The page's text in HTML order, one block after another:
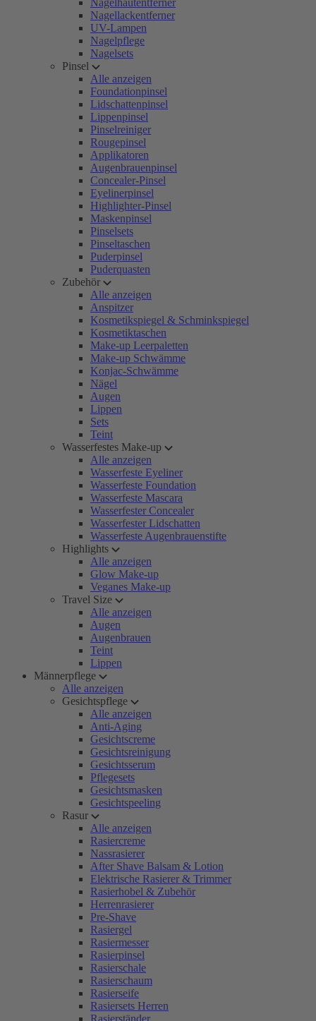
Nagelhautentferner
Nagellackentferner
UV-Lampen
Nagelpflege
Nagelsets
Pinsel
Alle anzeigen
Foundationpinsel
Lidschattenpinsel
Lippenpinsel
Pinselreiniger
Rougepinsel
Applikatoren
Augenbrauenpinsel
Concealer-Pinsel
Eyelinerpinsel
Highlighter-Pinsel
Maskenpinsel
Pinselsets
Pinseltaschen
Puderpinsel
Puderquasten
Zubehör
Alle anzeigen
Anspitzer
Kosmetikspiegel & Schminkspiegel
Kosmetiktaschen
Make-up Leerpaletten
Make-up Schwämme
Konjac-Schwämme
Nägel
Augen
Lippen
Sets
Teint
Wasserfestes Make-up
Alle anzeigen
Wasserfeste Eyeliner
Wasserfeste Foundation
Wasserfeste Mascara
Wasserfester Concealer
Wasserfester Lidschatten
Wasserfeste Augenbrauenstifte
Highlights
Alle anzeigen
Glow Make-up
Veganes Make-up
Travel Size
Alle anzeigen
Augen
Augenbrauen
Teint
Lippen
Männerpflege
Alle anzeigen
Gesichtspflege
Alle anzeigen
Anti-Aging
Gesichtscreme
Gesichtsreinigung
Gesichtsserum
Pflegesets
Gesichtsmasken
Gesichtspeeling
Rasur
Alle anzeigen
Rasiercreme
Nassrasierer
After Shave Balsam & Lotion
Elektrische Rasierer & Trimmer
Rasierhobel & Zubehör
Herrenrasierer
Pre-Shave
Rasiergel
Rasiermesser
Rasierpinsel
Rasierschale
Rasierschaum
Rasierseife
Rasiersets Herren
Rasierständer